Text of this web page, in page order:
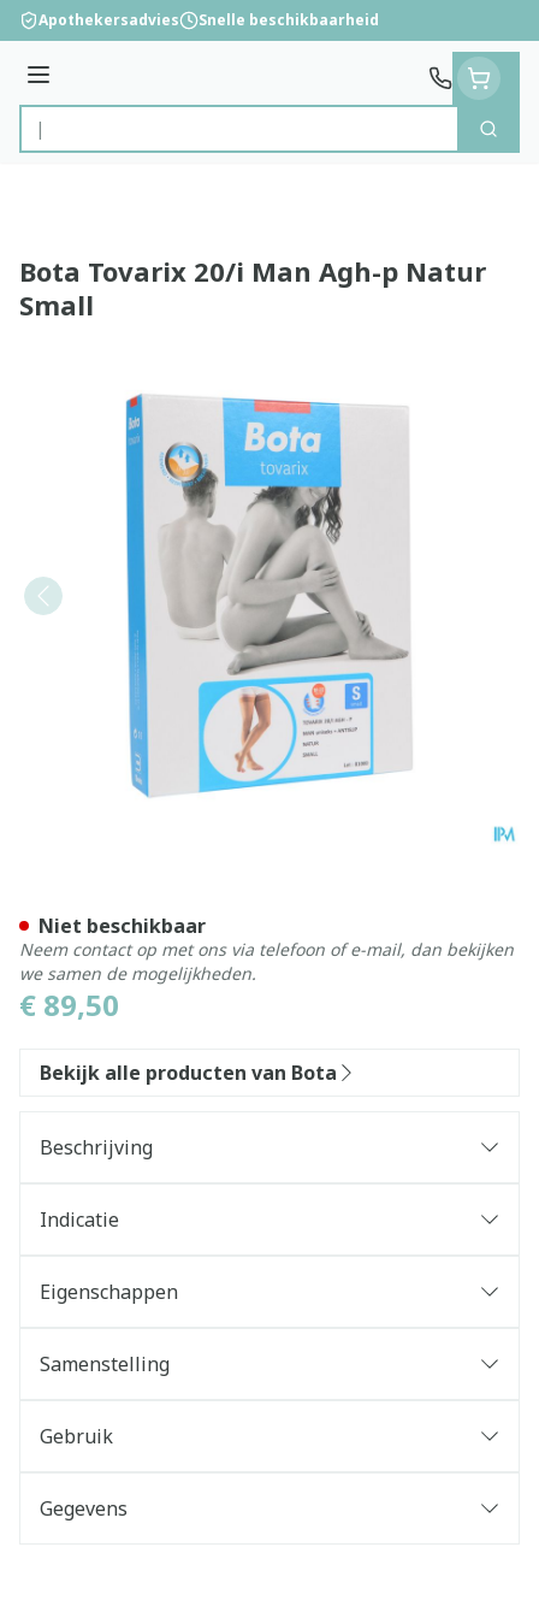
Ga naar de inhoud
Apothekersadvies Snelle beschikbaarheid
Menu
Product, merk, categorie...
Zoek
Bota Tovarix 20/i Man Agh-p Natur
Small
€ 89,50
Niet beschikbaar
Neem contact op met ons via telefoon of e-mail, dan bekijken
we samen de mogelijkheden.
Bekijk alle producten van Bota
Beschrijving
Indicatie
Eigenschappen
Samenstelling
Gebruik
Gegevens